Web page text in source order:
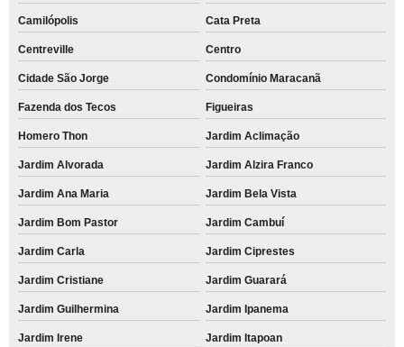
Camilópolis Cata Preta
Centreville Centro
Cidade São Jorge Condomínio Maracanã
Fazenda dos Tecos Figueiras
Homero Thon Jardim Aclimação
Jardim Alvorada Jardim Alzira Franco
Jardim Ana Maria Jardim Bela Vista
Jardim Bom Pastor Jardim Cambuí
Jardim Carla Jardim Ciprestes
Jardim Cristiane Jardim Guarará
Jardim Guilhermina Jardim Ipanema
Jardim Irene Jardim Itapoan